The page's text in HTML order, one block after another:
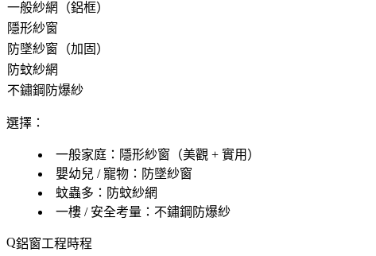
一般紗網（鋁框）
隱形紗窗
防墜紗窗（加固）
防蚊紗網
不鏽鋼防爆紗
選擇 ：
一般家庭：隱形紗窗（美觀 + 實用）
嬰幼兒 / 寵物：防墜紗窗
蚊蟲多：防蚊紗網
一樓 / 安全考量：不鏽鋼防爆紗
鋁窗工程時程